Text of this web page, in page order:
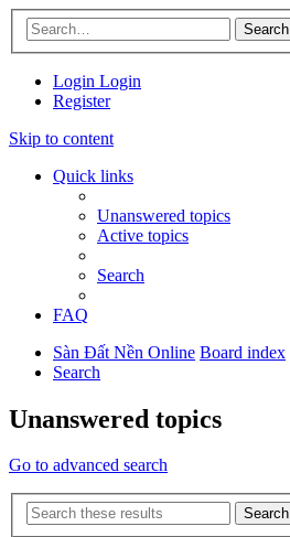
Search
Login Login
Register
Skip to content
Quick links
Unanswered topics
Active topics
Search
FAQ
Sàn Đất Nền Online Board index
Search
Unanswered topics
Go to advanced search
Search